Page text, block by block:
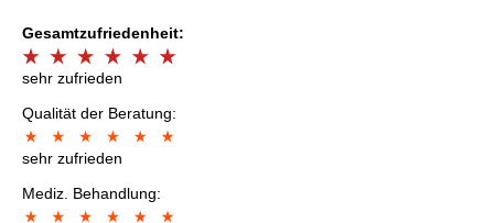
Gesamtzufriedenheit:
sehr zufrieden
Qualität der Beratung:
sehr zufrieden
Mediz. Behandlung: